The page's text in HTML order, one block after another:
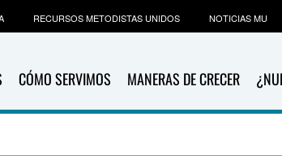
CÓMO SERVIMOS MANERAS DE CRECER
RECURSOS METODISTAS UNIDOS NOTICIAS MU